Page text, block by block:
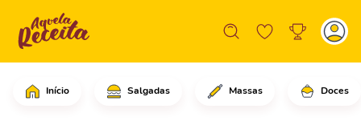
Início Salgadas Massas Doces